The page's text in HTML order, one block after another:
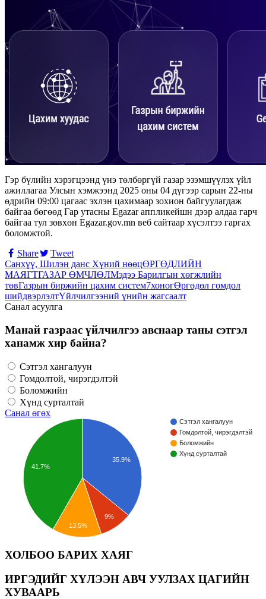
Гэр бүлийн хэрэгцээнд үнэ төлбөргүй газар эзэмшүүлэх үйл
ажиллагаа Улсын хэмжээнд 2025 оны 04 дүгээр сарын 22-ны
өдрийн 09:00 цагаас эхлэн цахимаар зохион байгуулагдаж
байгаа бөгөөд Гар утасны Egazar аппликейшн дээр алдаа гарч
байгаа тул зөвхөн Egazar.gov.mn веб сайтаар хүсэлтээ гаргах
боломжтой.
Share
Tweet
Санхүү, Шилэн данс Хүний нөөцӨРГӨДЛИЙН
МАЯГТГАЗАР ӨМЧЛӨЛМэдээ Барилгын хөгжлийн
төвГазрын биржийн цахим систем7хоногӨргөдөл гомдол
шийдвэрлэлтҮйлчилгээний үнийн жагсаалт
Санал асуулга
Манай газраас үйлчилгээ авснаар таны сэтгэл
ханамж хир байна?
Сэтгэл хангалуун
Гомдолтой, чирэгдэлтэй
Боломжийн
Хүнд сурталтай
Санал өгөх
Сэтгэл хангалуун
Гомдолтой, чирэгдэлтэй
Боломжийн
Хүнд сурталтай
35.9%
9%
41.7%
13.5%
ХОЛБОО БАРИХ ХАЯГ
ИРГЭДИЙГ ХҮЛЭЭН АВЧ УУЛЗАХ ЦАГИЙН
ХУВААРЬ